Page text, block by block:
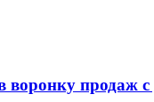
воронку продаж